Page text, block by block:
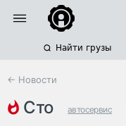
Найти грузы
← Новости
сто автосервис